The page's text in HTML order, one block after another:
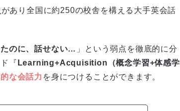
があり全国に約250の校舎を構える大手英会話
のに、話せない… 」という弱点を徹底的に分
『 Learning+Acquisition（概念学習+体感学
な会話力 を身につけることができます。